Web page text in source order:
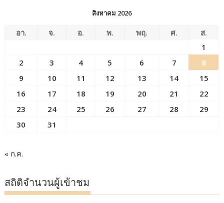
สิงหาคม 2026
อา. จ. อ. พ. พฤ. ศ.
ส.
1
2
3 4 5 6 7
8
9
10 11 12 13 14
15
16
17 18 19 20 21
22
23
24 25 26 27 28
29
30
31
« ก.ค.
สถิติจำนวนผู้เข้าชม